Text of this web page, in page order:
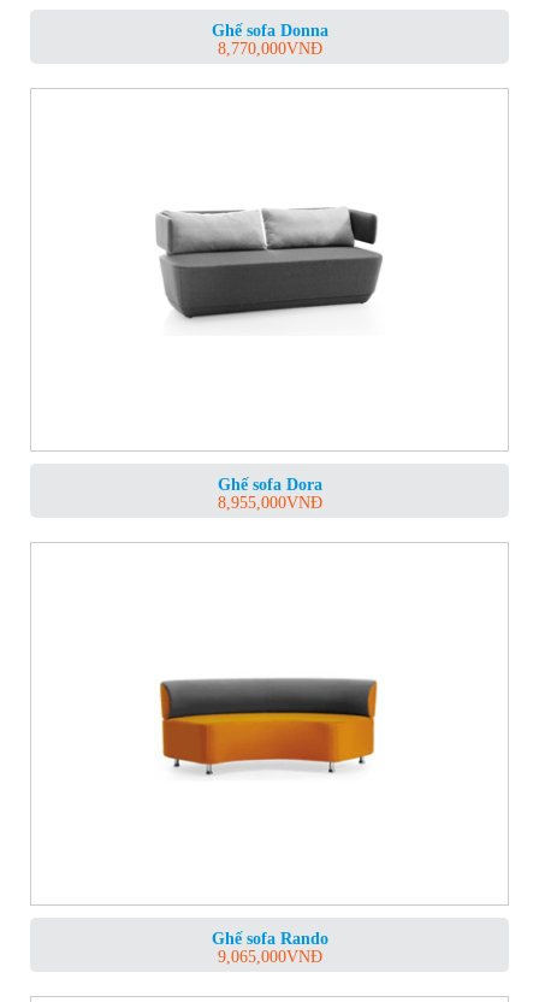
Ghế sofa Donna
8,770,000VNĐ
Ghế sofa Dora
8,955,000VNĐ
Ghế sofa Rando
9,065,000VNĐ